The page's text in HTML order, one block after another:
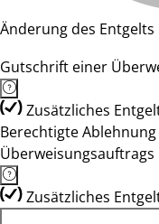
Änderung des
Gutschrift einer
Zusätzliches
Berechtigte
Überweisungsauftrags
Zusätzliches